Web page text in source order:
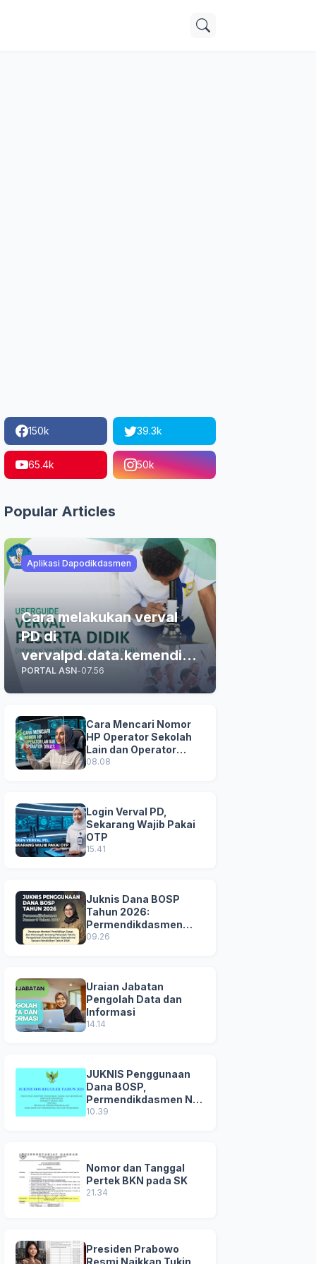
150k 39.3k
65.4k 50k
Popular Articles
Aplikasi Dapodikdasmen
Cara melakukan verval
PD di
vervalpd.data.kemendikd
asmen.go.id
PORTAL ASN-07.56
Cara Mencari Nomor
HP Operator Sekolah
Lain dan Operator
Dinas di SDM Data
08.08
Login Verval PD,
Sekarang Wajib Pakai
OTP
15.41
Juknis Dana BOSP
Tahun 2026:
Permendikdasmen
Nomor 8 Tahun 2026
09.26
Uraian Jabatan
Pengolah Data dan
Informasi
14.14
JUKNIS Penggunaan
Dana BOSP,
Permendikdasmen No
8 Tahun 2025
10.39
Nomor dan Tanggal
Pertek BKN pada SK
21.34
Presiden Prabowo
Resmi Naikkan Tukin